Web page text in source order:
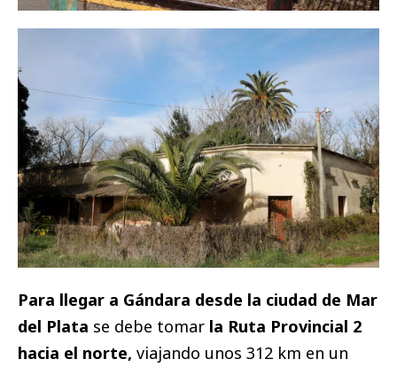
Para llegar a Gándara desde la ciudad de Mar
del Plata se debe tomar la Ruta Provincial 2
hacia el norte, viajando unos 312 km en un